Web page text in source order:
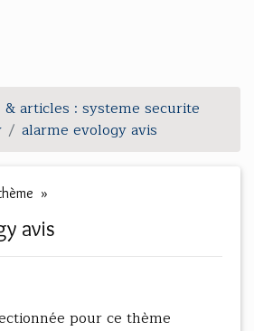
& articles : systeme securite
alarme evology avis
»
avis
pour ce thème